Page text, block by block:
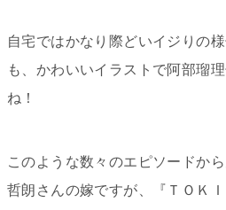
自宅ではかなり際どいイジりの
も、かわいいイラストで阿部瑠
ね！
このような数々のエピソードか
哲朗さんの嫁ですが、『ＴＯＫ